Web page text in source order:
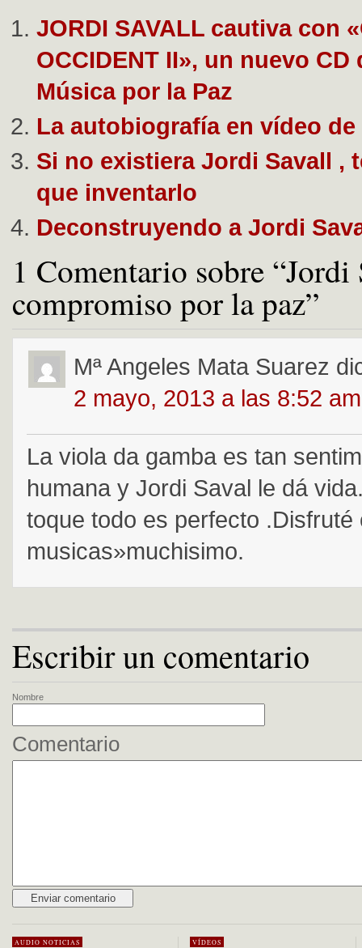
JORDI SAVALL cautiva con
OCCIDENT II», un nuevo CD
Música por la Paz
La autobiografía en vídeo
Si no existiera Jordi Savall ,
que inventarlo
Deconstruyendo a Jordi
1 Comentario sobre
compromiso por la paz”
Mª Angeles Mata Suarez
2 mayo, 2013 a las 8:52 am
La viola da gamba es tan
humana y Jordi Saval le dá
toque todo es perfecto .Disfruté
musicas»muchisimo.
Escribir un comentario
Nombre
Comentario
AUDIO NOTICIAS VÍDEOS